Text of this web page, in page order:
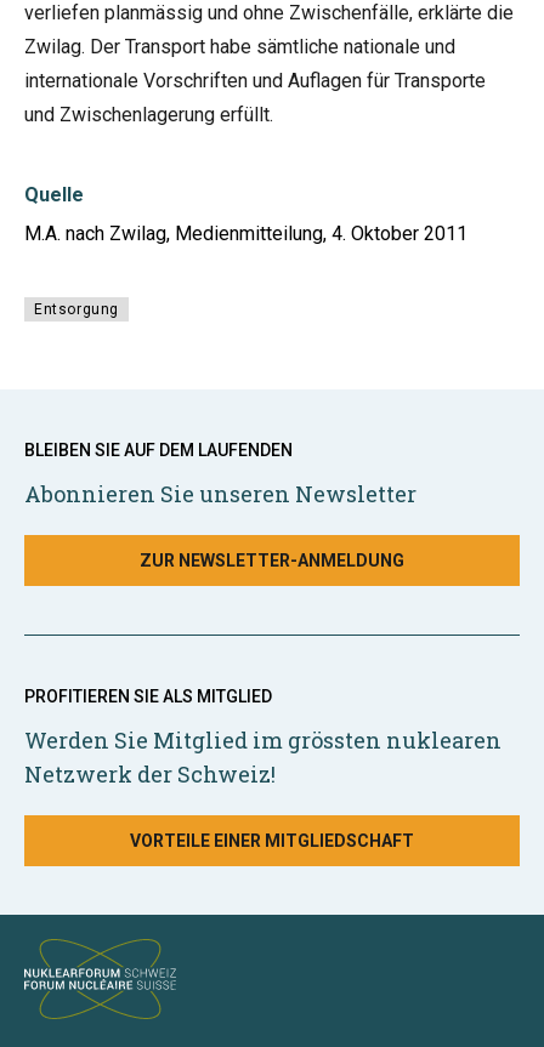
verliefen planmässig und ohne Zwischenfälle, erklärte die
Zwilag. Der Transport habe sämtliche nationale und
internationale Vorschriften und Auflagen für Transporte
und Zwischenlagerung erfüllt.
Quelle
M.A. nach Zwilag, Medienmitteilung, 4. Oktober 2011
Entsorgung
BLEIBEN SIE AUF DEM LAUFENDEN
Abonnieren Sie unseren Newsletter
ZUR NEWSLETTER-ANMELDUNG
PROFITIEREN SIE ALS MITGLIED
Werden Sie Mitglied im grössten nuklearen
Netzwerk der Schweiz!
VORTEILE EINER MITGLIEDSCHAFT